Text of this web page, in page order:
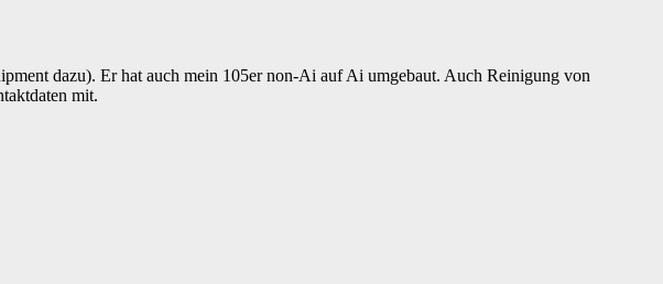
dazu). Er hat auch mein 105er non-Ai auf Ai umgebaut. Auch Reinigung von
mit.